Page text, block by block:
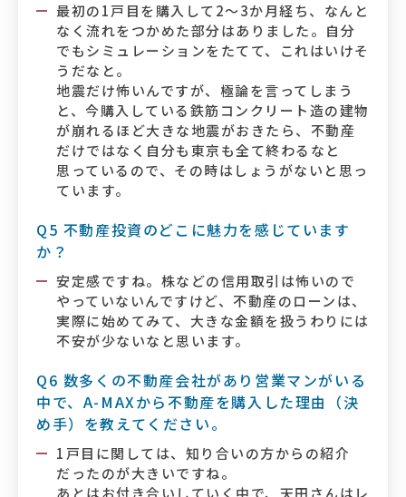
最初の1戸目を購入して2～3か月経ち、なんと
なく流れをつかめた部分はありました。自分
でもシミュレーションをたてて、これはいけそ
うだなと。
地震だけ怖いんですが、極論を言ってしまう
と、今購入している鉄筋コンクリート造の建物
が崩れるほど大きな地震がおきたら、不動産
だけではなく自分も東京も全て終わるなと
思っているので、その時はしょうがないと思っ
ています。
Q5 不動産投資のどこに魅力を感じています
か？
安定感ですね。株などの信用取引は怖いので
やっていないんですけど、不動産のローンは、
実際に始めてみて、大きな金額を扱うわりには
不安が少ないなと思います。
Q6 数多くの不動産会社があり営業マンがいる
中で、A-MAXから不動産を購入した理由（決
め手）を教えてください。
1戸目に関しては、知り合いの方からの紹介
だったのが大きいですね。